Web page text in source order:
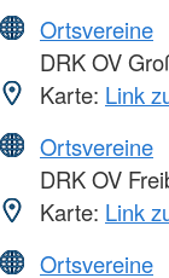
Ortsvereine
DRK OV
Karte: Link
Ortsvereine
DRK OV
Karte: Link
Ortsvereine